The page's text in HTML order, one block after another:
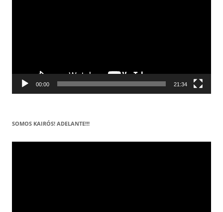
00:00 21:34
SOMOS KAIRÓS! ADELANTE!!!
Reproductor